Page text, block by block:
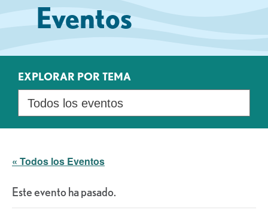
Eventos
EXPLORAR POR TEMA
« Todos los Eventos
Este evento ha pasado.